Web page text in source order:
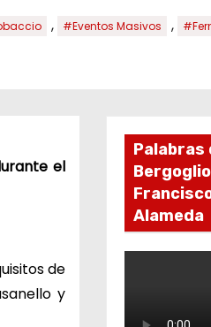
, #Eventos Masivos ,
el
de
y
Palabras
Alameda